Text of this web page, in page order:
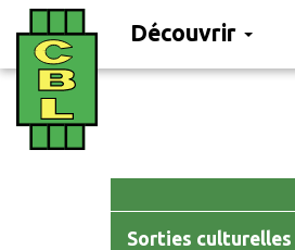
contenu
Découvrir
Main
navigation
Sorties culturelles